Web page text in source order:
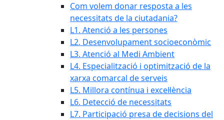
Com volem donar resposta a les
necessitats de la ciutadania?
L1. Atenció a les persones
L2. Desenvolupament socioeconòmic
L3. Atenció al Medi Ambient
L4. Especialització i optimització de la
xarxa comarcal de serveis
L5. Millora contínua i excel·lència
L6. Detecció de necessitats
L7. Participació presa de decisions del